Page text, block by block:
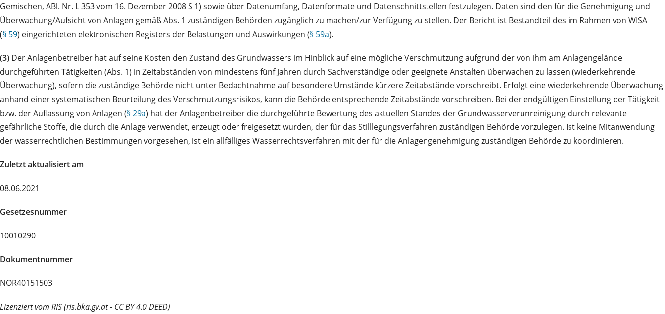
Gemischen, ABl. Nr. L 353 vom 16. Dezember 2008 S 1) sowie über Datenumfang, Datenformate und Datenschnittstellen festzulegen. Daten sind den für die Genehmigung und
Überwachung/Aufsicht von Anlagen gemäß Abs. 1 zuständigen Behörden zugänglich zu machen/zur Verfügung zu stellen. Der Bericht ist Bestandteil des im Rahmen von WISA
(§ 59) eingerichteten elektronischen Registers der Belastungen und Auswirkungen (§ 59a).
(3) Der Anlagenbetreiber hat auf seine Kosten den Zustand des Grundwassers im Hinblick auf eine mögliche Verschmutzung aufgrund der von ihm am Anlagengelände
durchgeführten Tätigkeiten (Abs. 1) in Zeitabständen von mindestens fünf Jahren durch Sachverständige oder geeignete Anstalten überwachen zu lassen (wiederkehrende
Überwachung), sofern die zuständige Behörde nicht unter Bedachtnahme auf besondere Umstände kürzere Zeitabstände vorschreibt. Erfolgt eine wiederkehrende Überwachung
anhand einer systematischen Beurteilung des Verschmutzungsrisikos, kann die Behörde entsprechende Zeitabstände vorschreiben. Bei der endgültigen Einstellung der Tätigkeit
bzw. der Auflassung von Anlagen (§ 29a) hat der Anlagenbetreiber die durchgeführte Bewertung des aktuellen Standes der Grundwasserverunreinigung durch relevante
gefährliche Stoffe, die durch die Anlage verwendet, erzeugt oder freigesetzt wurden, der für das Stilllegungsverfahren zuständigen Behörde vorzulegen. Ist keine Mitanwendung
der wasserrechtlichen Bestimmungen vorgesehen, ist ein allfälliges Wasserrechtsverfahren mit der für die Anlagengenehmigung zuständigen Behörde zu koordinieren.
Zuletzt aktualisiert am
08.06.2021
Gesetzesnummer
10010290
Dokumentnummer
NOR40151503
Lizenziert vom RIS (ris.bka.gv.at - CC BY 4.0 DEED)